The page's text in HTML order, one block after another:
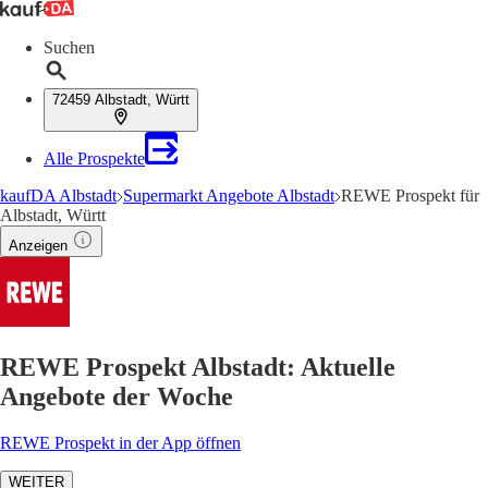
Suchen
72459 Albstadt, Württ
Alle Prospekte
kaufDA Albstadt Supermarkt Angebote Albstadt REWE Prospekt für
Albstadt, Württ
Anzeigen
REWE Prospekt Albstadt: Aktuelle
Angebote der Woche
REWE Prospekt in der App öffnen
WEITER